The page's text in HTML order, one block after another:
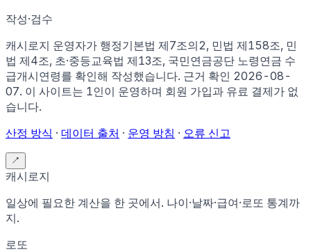
작성·검수
캐시로지 운영자가 행정기본법 제7조의2, 민법 제158조, 민
법 제4조, 초·중등교육법 제13조, 국민연금공단 노령연금 수
급개시연령를 확인해 작성했습니다. 근거 확인 2026-08-
07. 이 사이트는 1인이 운영하며 회원 가입과 유료 결제가 없
습니다.
산정 방식 · 데이터 출처 · 운영 방침 · 오류 신고
↗
캐시로지
일상에 필요한 계산을 한 곳에서. 나이·날짜·급여·로또 통계까
지.
로또